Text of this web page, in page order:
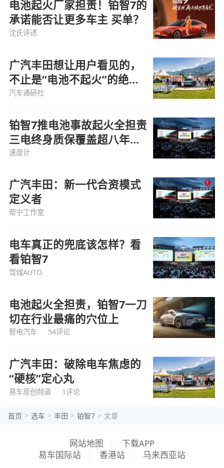
电池起火厂家担责！铂智7的
承诺能否让更多车主 买单？
沈氏评述
广汽丰田想让用户看见的，
不止是“电池不起火”的绝对
自信
汽车通研社
铂智7推电池事故起火全担责
三电终身质保覆盖超八年用
车
速度计
广汽丰田：新一代合资模式
定义者
帮宁工作室
电车真正的兜底该怎样？看
看铂智7
驾域AUTO
电池起火全担责，铂智7一刀
切在行业最痛的穴位上
智电汽车 54评论
广汽丰田：破除电车焦虑的
“硬核”定心丸
易车原创频道 1评论
首页 > 选车 > 丰田 > 铂智7 > 文章
网站地图
下载APP
易车国际站
香港站 马来西亚站